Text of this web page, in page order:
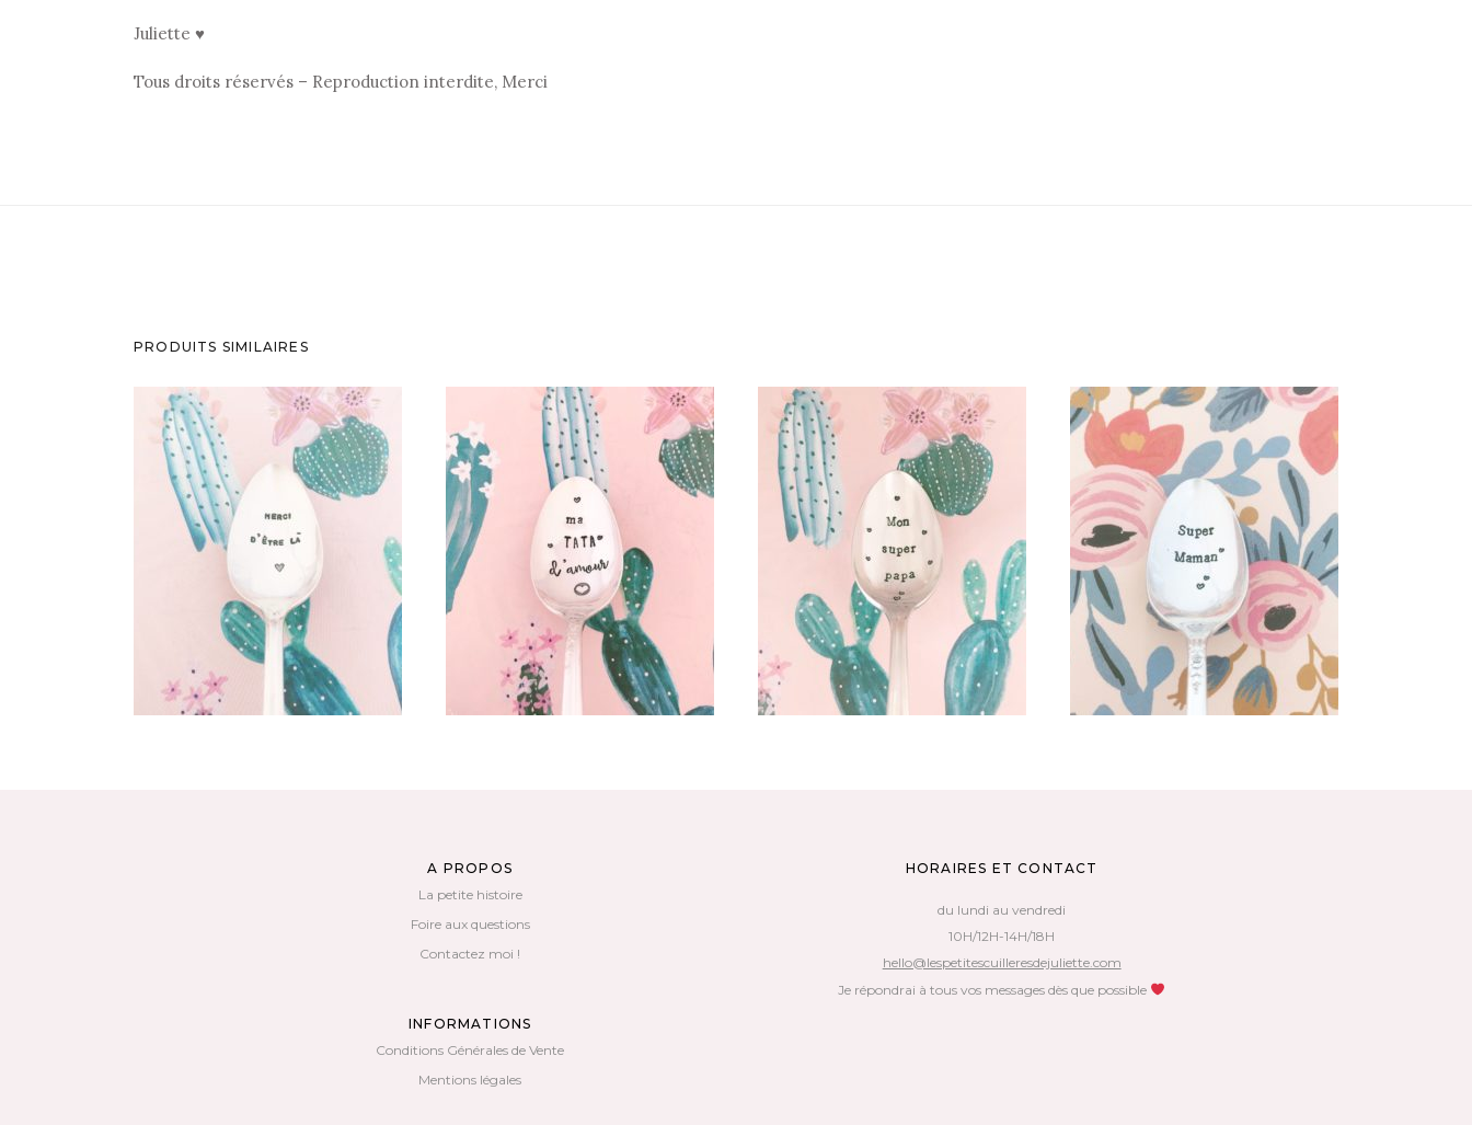
Juliette ♥
Tous droits réservés – Reproduction interdite, Merci
PRODUITS SIMILAIRES
PETITE CUILLÈRE GRAVÉE
VINTAGE : MERCI D’ÊTRE LÀ
35,00€
AJOUTER AU PANIER
PETITE CUILLÈRE GRAVÉE
VINTAGE : MA TATA D’AMOUR
35,00€
AJOUTER AU PANIER
PETITE CUILLÈRE GRAVÉE
VINTAGE : MON SUPER PAPA
35,00
AJOUTER AU PANIER
PETITE CUILLÈRE GRAVÉE
VINTAGE : SUPER MAMAN
35,00
AJOUTER AU PANIER
A PROPOS
La petite histoire
Foire aux questions
Contactez moi !
INFORMATIONS
Conditions Générales de Vente
Mentions légales
HORAIRES ET CONTACT
du lundi au vendredi
10H/12H-14H/18H
hello@lespetitescuilleresdejuliette.com
Je répondrai à tous vos messages dès que possible